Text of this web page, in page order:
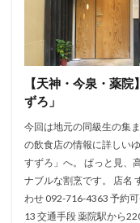
【天神・今泉・薬
ずろ」
今回は地元の同級生の集
の飲食店の情報に詳しい
すずろ」へ。 ぱっと見、
ナブルな割烹です。 店名
わせ 092-716-4363 予約
13 交通手段 薬院駅から